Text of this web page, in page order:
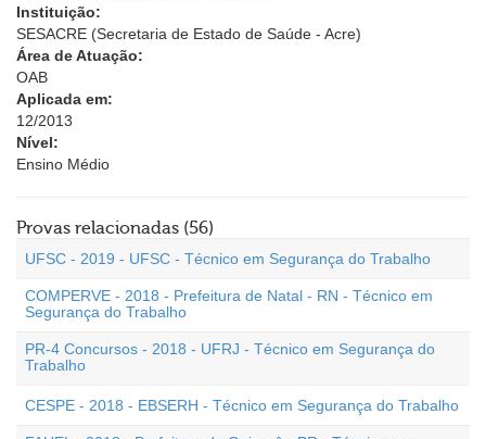
Instituição:
SESACRE (Secretaria de Estado de Saúde - Acre)
Área de Atuação:
OAB
Aplicada em:
12/2013
Nível:
Ensino Médio
Provas relacionadas (56)
UFSC - 2019 - UFSC - Técnico em Segurança do Trabalho
COMPERVE - 2018 - Prefeitura de Natal - RN - Técnico em
Segurança do Trabalho
PR-4 Concursos - 2018 - UFRJ - Técnico em Segurança do
Trabalho
CESPE - 2018 - EBSERH - Técnico em Segurança do Trabalho